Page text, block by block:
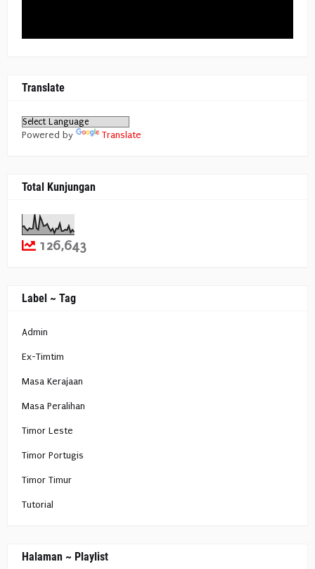
Translate
Powered by Translate
Total Kunjungan
126,643
Label ~ Tag
Admin
Ex-Timtim
Masa Kerajaan
Masa Peralihan
Timor Leste
Timor Portugis
Timor Timur
Tutorial
Halaman ~ Playlist